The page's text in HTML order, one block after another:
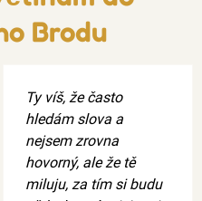
Brodu
Ty víš, že často
hledám slova a
nejsem zrovna
hovorný, ale že tě
miluju, za tím si budu